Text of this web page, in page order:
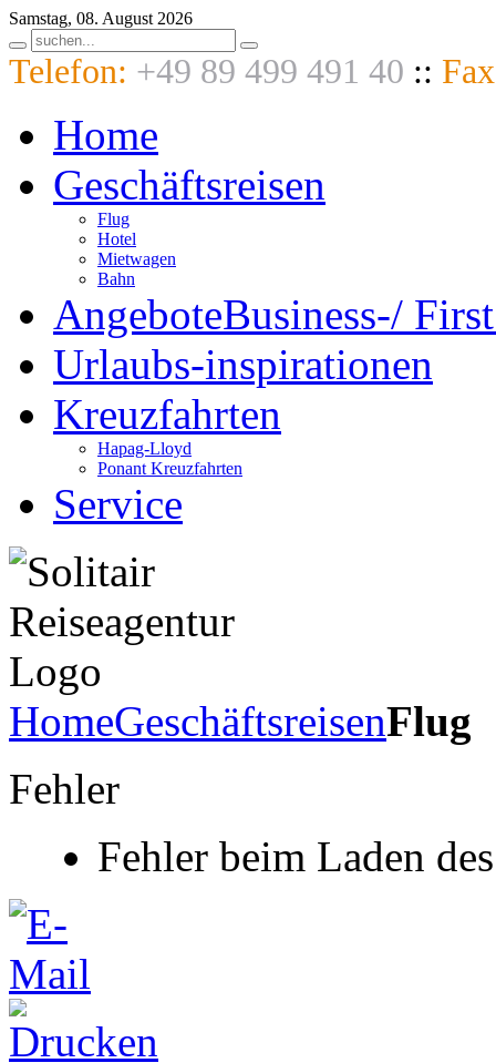
Samstag, 08. August 2026
Telefon: +49 89 499 491 40 ::
Home
Geschäftsreisen
Flug
Hotel
Mietwagen
Bahn
AngeboteBusiness-/
Urlaubs-inspirationen
Kreuzfahrten
Hapag-Lloyd
Ponant Kreuzfahrten
Service
HomeGeschäftsreisenFlug
Fehler
Fehler beim Laden